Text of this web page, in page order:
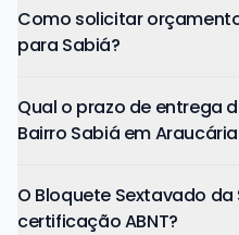
Como solicitar
para Sabiá?
Qual o prazo de entrega
Bairro Sabiá em
O Bloquete Sextavado
certificação ABNT?